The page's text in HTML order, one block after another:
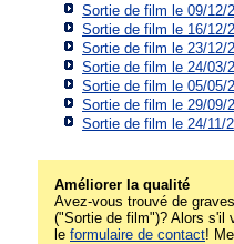
Sortie de film le 09/12/
Sortie de film le 16/12/
Sortie de film le 23/12/
Sortie de film le 24/03/
Sortie de film le 05/05/
Sortie de film le 29/09/
Sortie de film le 24/11/
Améliorer la qualité
Avez-vous trouvé de
("Sortie de film")? Alors s'il
le formulaire de contact!